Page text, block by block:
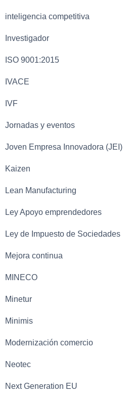
inteligencia competitiva
Investigador
ISO 9001:2015
IVACE
IVF
Jornadas y eventos
Joven Empresa Innovadora (JEI)
Kaizen
Lean Manufacturing
Ley Apoyo emprendedores
Ley de Impuesto de Sociedades
Mejora continua
MINECO
Minetur
Minimis
Modernización comercio
Neotec
Next Generation EU